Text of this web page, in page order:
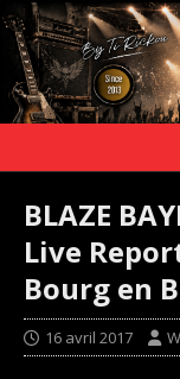
BLAZE
Live
Bourg en
16 avril 2017